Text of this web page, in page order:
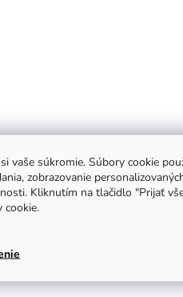
vaše súkromie. Súbory cookie
zobrazovanie
Kliknutím na tlačidlo "Prijať
cookie.